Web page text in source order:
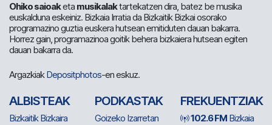
Ohiko saioaketa musikalaktartekatzen dira, batez be musika
euskalduna eskeiniz. Bizkaia Irratia da Bizkaitik Bizkai osorako
programazino guztia euskera hutsean emitiduten dauan bakarra.
Horrez gain, programazinoa goitik behera bizkaiera hutsean egiten
dauan bakarra da.
ArgazkiakDepositphotos-en eskuz.
ALBISTEAK
Bizkaitik Bizkaira
PODKASTAK
Goizeko Izarretan
FREKUENTZIAK
102.6 FM Bizkaia